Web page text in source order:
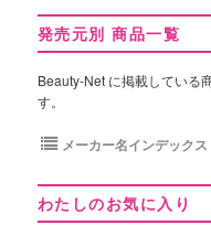
発売元別 商品一覧
Beauty-Net に掲載している
す。
メーカー名インデックス
わたしのお気に入り